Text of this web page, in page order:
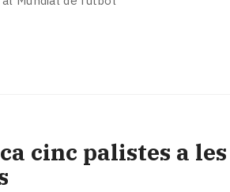
cinc palistes a les